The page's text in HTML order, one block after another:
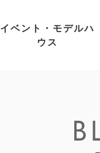
イベント・モデルハ
ウス